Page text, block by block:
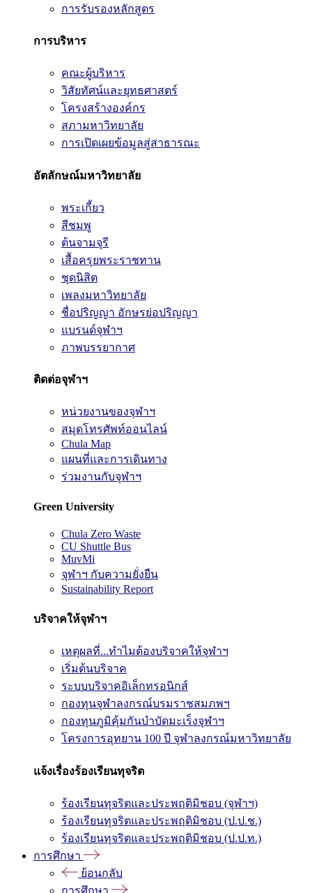
การรับรองหลักสูตร
การบริหาร
คณะผู้บริหาร
วิสัยทัศน์และยุทธศาสตร์
โครงสร้างองค์กร
สภามหาวิทยาลัย
การเปิดเผยข้อมูลสู่สาธารณะ
อัตลักษณ์มหาวิทยาลัย
พระเกี้ยว
สีชมพู
ต้นจามจุรี
เสื้อครุยพระราชทาน
ชุดนิสิต
เพลงมหาวิทยาลัย
ชื่อปริญญา อักษรย่อปริญญา
แบรนด์จุฬาฯ
ภาพบรรยากาศ
ติดต่อจุฬาฯ
หน่วยงานของจุฬาฯ
สมุดโทรศัพท์ออนไลน์
Chula Map
แผนที่และการเดินทาง
ร่วมงานกับจุฬาฯ
Green University
Chula Zero Waste
CU Shuttle Bus
MuvMi
จุฬาฯ กับความยั่งยืน
Sustainability Report
บริจาคให้จุฬาฯ
เหตุผลที่...ทำไมต้องบริจาคให้จุฬาฯ
เริ่มต้นบริจาค
ระบบบริจาคอิเล็กทรอนิกส์
กองทุนจุฬาลงกรณ์บรมราชสมภพฯ
กองทุนภูมิคุ้มกันบำบัดมะเร็งจุฬาฯ
โครงการอุทยาน 100 ปี จุฬาลงกรณ์มหาวิทยาลัย
แจ้งเรื่องร้องเรียนทุจริต
ร้องเรียนทุจริตและประพฤติมิชอบ (จุฬาฯ)
ร้องเรียนทุจริตและประพฤติมิชอบ (ป.ป.ช.)
ร้องเรียนทุจริตและประพฤติมิชอบ (ป.ป.ท.)
การศึกษา
ย้อนกลับ
การศึกษา